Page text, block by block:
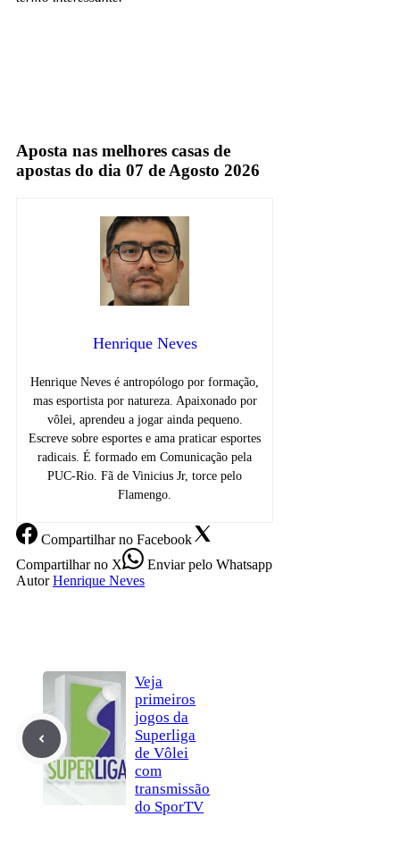
Aposta nas melhores casas de
apostas do dia 07 de Agosto 2026
Henrique Neves
Henrique Neves é antropólogo por formação,
mas esportista por natureza. Apaixonado por
vôlei, aprendeu a jogar ainda pequeno.
Escreve sobre esportes e ama praticar esportes
radicais. É formado em Comunicação pela
PUC-Rio. Fã de Vinicius Jr, torce pelo
Flamengo.
Compartilharno Facebook
Compartilharno X Enviarpelo Whatsapp
Autor Henrique Neves
Veja
primeiros
jogos da
Superliga
de Vôlei
com
transmissão
do SporTV